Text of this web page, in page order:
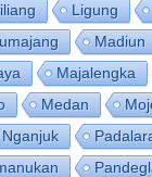
Ligung
Madiun
Majalengka
Medan
Nganjuk